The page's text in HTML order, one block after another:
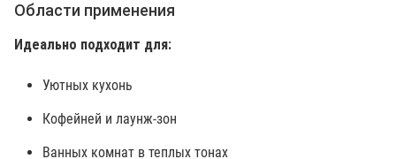
Области применения
Идеально подходит для:
Уютных кухонь
Кофейней и лаунж-зон
Ванных комнат в теплых тонах